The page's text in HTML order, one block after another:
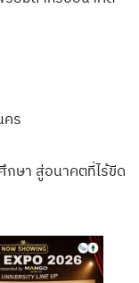
คร
ษา สู่อนาคตที่ไร้ขีด